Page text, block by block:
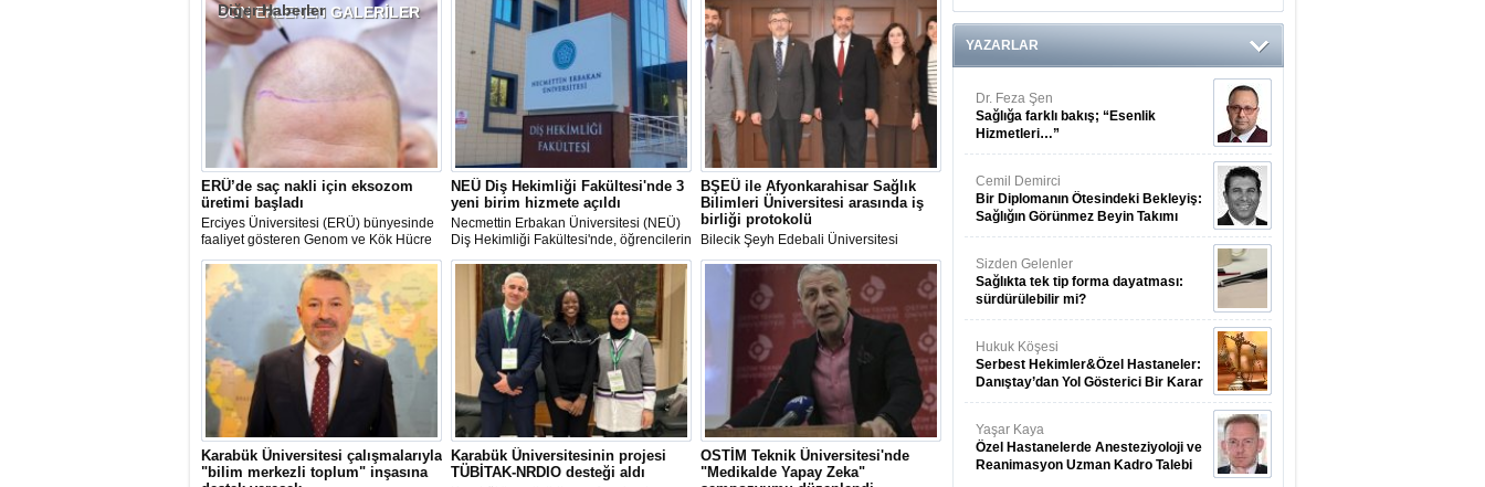
SON EKLENEN GALERİLER
Diğer Haberler
ERÜ’de saç nakli için eksozom
üretimi başladı
Erciyes Üniversitesi (ERÜ) bünyesinde
faaliyet gösteren Genom ve Kök Hücre
Merkezi (GENKÖK) saç naklinde
kullanılan eksozomların üretimine
başlandı.
NEÜ Diş Hekimliği Fakültesi'nde 3
yeni birim hizmete açıldı
Necmettin Erbakan Üniversitesi (NEÜ)
Diş Hekimliği Fakültesi'nde, öğrencilerin
eğitim sürecine ve verilen sağlık
hizmetlerinin kalitesine katkı sağlayacak
3 yeni birimin açılışı törenle
gerçekleştirildi.
BŞEÜ ile Afyonkarahisar Sağlık
Bilimleri Üniversitesi arasında iş
birliği protokolü
Bilecik Şeyh Edebali Üniversitesi
(BŞEÜ) ile Afyonkarahisar Sağlık
Bilimleri Üniversitesi arasında akademik
iş birliği protokol imzalandı.
Karabük Üniversitesi çalışmalarıyla
"bilim merkezli toplum" inşasına
Karabük Üniversitesinin projesi
TÜBİTAK-NRDIO desteği aldı
OSTİM Teknik Üniversitesi'nde
"Medikalde Yapay Zeka"
Yönlü Bağ
YAZARLAR
Dr. Feza Şen
Sağlığa farklı bakış; “Esenlik
Hizmetleri…”
Cemil Demirci
Bir Diplomanın Ötesindeki Bekleyiş:
Sağlığın Görünmez Beyin Takımı
Sizden Gelenler
Sağlıkta tek tip forma dayatması:
sürdürülebilir mi?
Hukuk Köşesi
Serbest Hekimler&Özel Hastaneler:
Danıştay’dan Yol Gösterici Bir Karar
Yaşar Kaya
Özel Hastanelerde Anesteziyoloji ve
Reanimasyon Uzman Kadro Talebi